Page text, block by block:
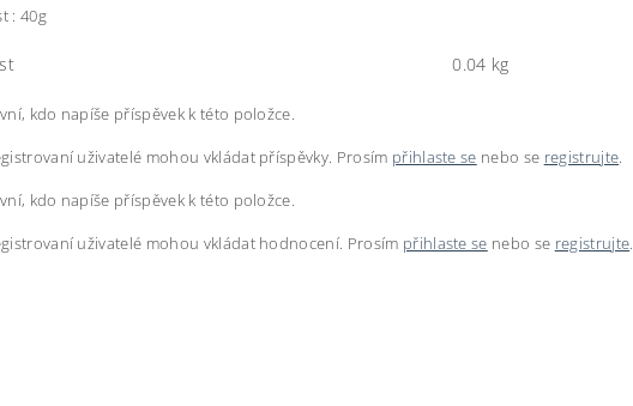
: 40g
0.04 kg
kdo napíše příspěvek k této položce.
uživatelé mohou vkládat příspěvky. Prosím přihlaste se nebo se registrujte.
kdo napíše příspěvek k této položce.
uživatelé mohou vkládat hodnocení. Prosím přihlaste se nebo se registrujte.